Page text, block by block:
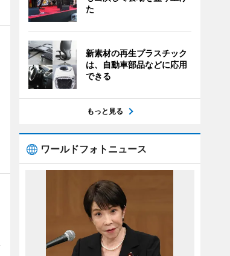
た
新素材の再生プラスチック
は、自動車部品などに応用
できる
もっと見る
ワールドフォトニュース